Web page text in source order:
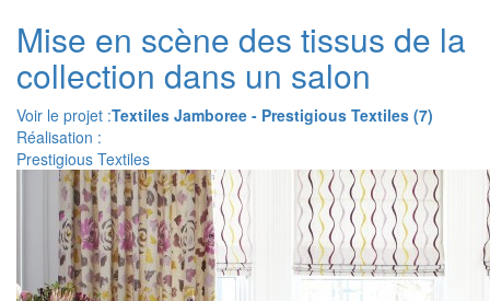
Mise en scène des tissus de la
collection dans un salon
Voir le projet :Textiles Jamboree - Prestigious Textiles (7)
Réalisation :
Prestigious Textiles